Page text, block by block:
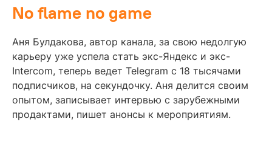
No flame no game
Аня Булдакова, автор канала, за свою недолгую
карьеру уже успела стать экс-Яндекс и экс-
Intercom, теперь ведет Telegram с 18 тысячами
подписчиков, на секундочку. Аня делится своим
опытом, записывает интервью с зарубежными
продактами, пишет анонсы к мероприятиям.